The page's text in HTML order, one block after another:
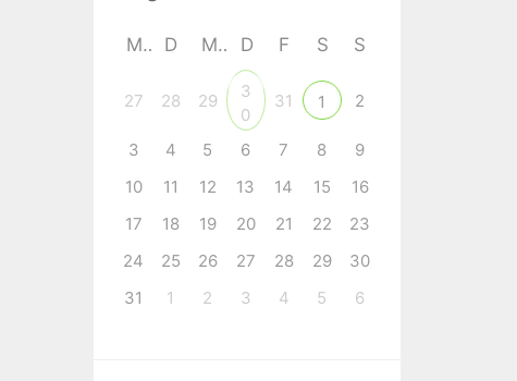
M D M D F S S
27 28 29
3
0
31 1 2
3 4 5 6 7 8
9
10
11 12 13 14 15
16
17
18 19 20 21 22
23
24
25 26 27 28 29
30
31
1 2 3 4 5 6